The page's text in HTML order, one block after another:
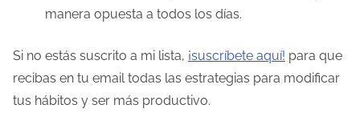
manera opuesta a todos los días.
Si no estás suscrito a mi lista, ¡suscríbete aquí! para que
recibas en tu email todas las estrategias para modificar
tus hábitos y ser más productivo.